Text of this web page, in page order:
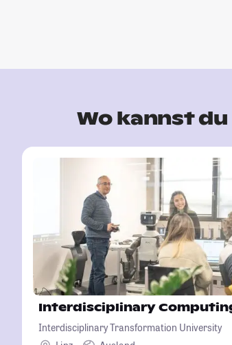
Wo kannst
Interdisciplinary
Interdisciplinary Transformation University